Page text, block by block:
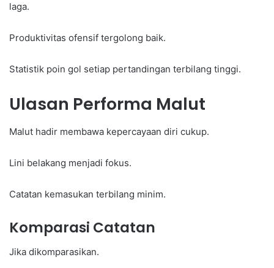
laga.
Produktivitas ofensif tergolong baik.
Statistik poin gol setiap pertandingan terbilang tinggi.
Ulasan Performa Malut
Malut hadir membawa kepercayaan diri cukup.
Lini belakang menjadi fokus.
Catatan kemasukan terbilang minim.
Komparasi Catatan
Jika dikomparasikan.